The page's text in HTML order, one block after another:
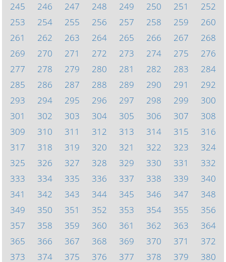
245
246 247 248 249 250 251
252
253
254 255 256 257 258 259
260
261
262 263 264 265 266 267
268
269
270 271 272 273 274 275
276
277
278 279 280 281 282 283
284
285
286 287 288 289 290 291
292
293
294 295 296 297 298 299
300
301
302 303 304 305 306 307
308
309
310 311 312 313 314 315
316
317
318 319 320 321 322 323
324
325
326 327 328 329 330 331
332
333
334 335 336 337 338 339
340
341
342 343 344 345 346 347
348
349
350 351 352 353 354 355
356
357
358 359 360 361 362 363
364
365
366 367 368 369 370 371
372
373
374 375 376 377 378 379 380